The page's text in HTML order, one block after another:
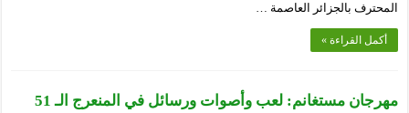
المحترف بالجزائر العاصمة …
أكمل القراءة »
مهرجان مستغانم: لعب وأصوات ورسائل في المنعرج الـ 51